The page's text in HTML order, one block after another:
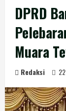
DPRD
Muara
Redaksi